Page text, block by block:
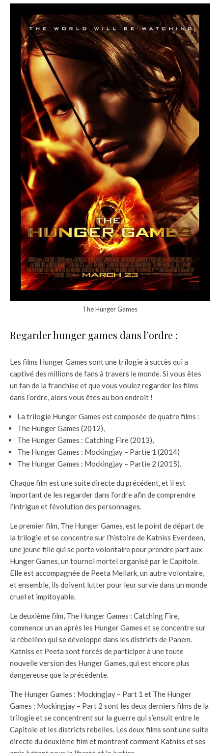
The Hunger Games
Regarder hunger games dans l’ordre :
Les films Hunger Games sont une trilogie à succès qui a
captivé des millions de fans à travers le monde. Si vous êtes
un fan de la franchise et que vous voulez regarder les films
dans l’ordre, alors vous êtes au bon endroit !
La trilogie Hunger Games est composée de quatre films :
The Hunger Games (2012),
The Hunger Games : Catching Fire (2013),
The Hunger Games : Mockingjay – Partie 1 (2014)
The Hunger Games : Mockingjay – Partie 2 (2015).
Chaque film est une suite directe du précédent, et il est
important de les regarder dans l’ordre afin de comprendre
l’intrigue et l’évolution des personnages.
Le premier film, The Hunger Games, est le point de départ de
la trilogie et se concentre sur l’histoire de Katniss Everdeen,
une jeune fille qui se porte volontaire pour prendre part aux
Hunger Games, un tournoi mortel organisé par le Capitole.
Elle est accompagnée de Peeta Mellark, un autre volontaire,
et ensemble, ils doivent lutter pour leur survie dans un monde
cruel et impitoyable.
Le deuxième film, The Hunger Games : Catching Fire,
commence un an après les Hunger Games et se concentre sur
la rébellion qui se développe dans les districts de Panem.
Katniss et Peeta sont forcés de participer à une toute
nouvelle version des Hunger Games, qui est encore plus
dangereuse que la précédente.
The Hunger Games : Mockingjay – Part 1 et The Hunger
Games : Mockingjay – Part 2 sont les deux derniers films de la
trilogie et se concentrent sur la guerre qui s’ensuit entre le
Capitole et les districts rebelles. Les deux films sont une suite
directe du deuxième film et montrent comment Katniss et ses